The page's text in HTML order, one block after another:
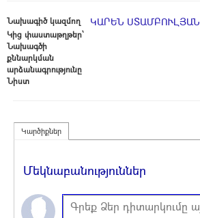
Նախագիծ կազմող ԿԱՐԵՆ ՍՏԱՄԲՈՒԼՅԱՆ
Կից փաստաթղթեր՝
Նախագծի
քննարկման
արձանագրությունը
Նիստ
Կարծիքներ
Մեկնաբանություններ